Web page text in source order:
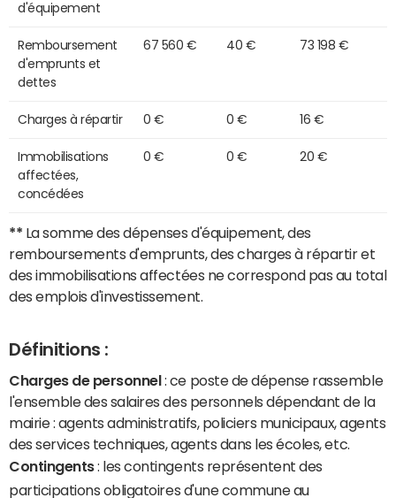
d'équipement
Remboursement
d'emprunts et
dettes
67 560 € 40 € 73 198 €
Charges à répartir 0 € 0 € 16 €
Immobilisations
affectées,
concédées
0 € 0 € 20 €
** La somme des dépenses d'équipement, des
remboursements d'emprunts, des charges à répartir et
des immobilisations affectées ne correspond pas au total
des emplois d'investissement.
Définitions :
Charges de personnel : ce poste de dépense rassemble
l'ensemble des salaires des personnels dépendant de la
mairie : agents administratifs, policiers municipaux, agents
des services techniques, agents dans les écoles, etc.
Contingents: les contingents représentent des
participations obligatoires d'une commune au